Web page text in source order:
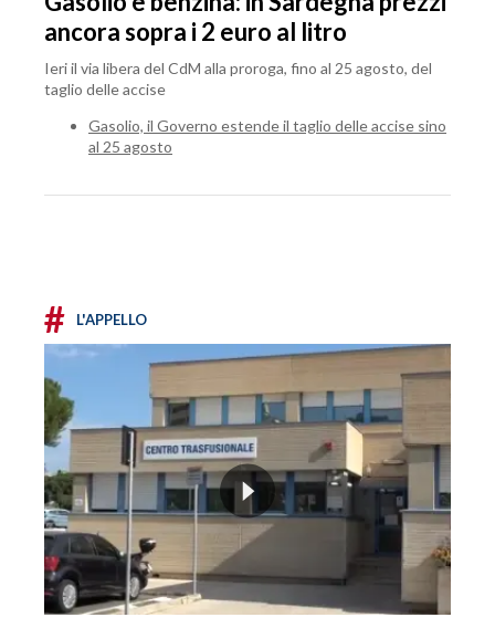
ancora sopra i 2 euro al litro
Ieri il via libera del CdM alla proroga, fino al 25 agosto, del
taglio delle accise
Gasolio, il Governo estende il taglio delle accise sino
al 25 agosto
# L'APPELLO